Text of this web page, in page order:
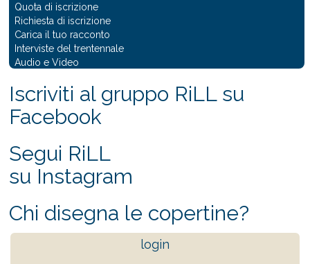
Quota di iscrizione
Richiesta di iscrizione
Carica il tuo racconto
Interviste del trentennale
Audio e Video
Iscriviti al gruppo RiLL su
Facebook
Segui RiLL
su Instagram
Chi disegna le copertine?
login